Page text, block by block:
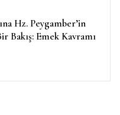
Hz. Peygamber’in
Bakış: Emek Kavramı